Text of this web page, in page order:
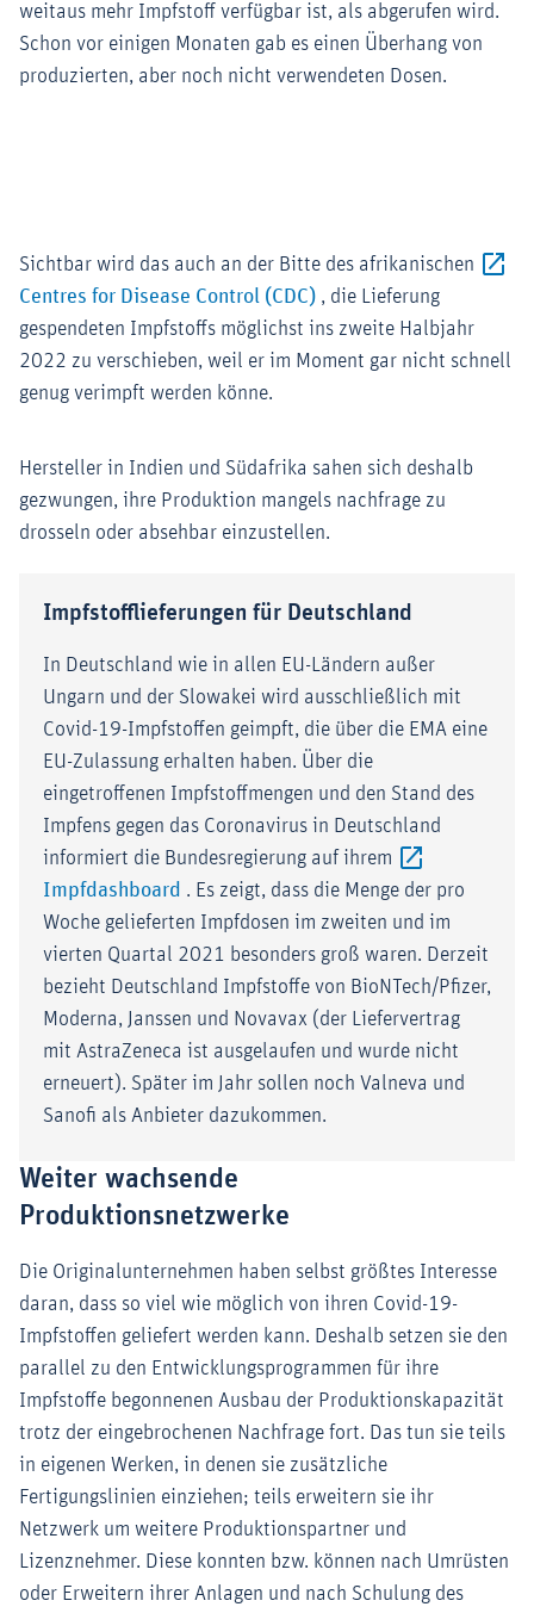
weitaus mehr Impfstoff verfügbar ist, als abgerufen wird.
Schon vor einigen Monaten gab es einen Überhang von
produzierten, aber noch nicht verwendeten Dosen.
Sichtbar wird das auch an der Bitte des afrikanischen
Centres for Disease Control (CDC) Externer-Link (Öffnet im
, die Lieferung
gespendeten Impfstoffs möglichst ins zweite Halbjahr
2022 zu verschieben, weil er im Moment gar nicht schnell
genug verimpft werden könne.
Hersteller in Indien und Südafrika sahen sich deshalb
gezwungen, ihre Produktion mangels nachfrage zu
drosseln oder absehbar einzustellen.
Impfstofflieferungen für Deutschland
In Deutschland wie in allen EU-Ländern außer
Ungarn und der Slowakei wird ausschließlich mit
Covid-19-Impfstoffen geimpft, die über die EMA eine
EU-Zulassung erhalten haben. Über die
eingetroffenen Impfstoffmengen und den Stand des
Impfens gegen das Coronavirus in Deutschland
informiert die Bundesregierung auf ihrem
Impfdashboard Externer-Link (Öffnet im neuen Fenster)
. Es zeigt, dass die Menge der pro
Woche gelieferten Impfdosen im zweiten und im
vierten Quartal 2021 besonders groß waren. Derzeit
bezieht Deutschland Impfstoffe von BioNTech/Pfizer,
Moderna, Janssen und Novavax (der Liefervertrag
mit AstraZeneca ist ausgelaufen und wurde nicht
erneuert). Später im Jahr sollen noch Valneva und
Sanofi als Anbieter dazukommen.
Weiter wachsende
Produktionsnetzwerke
Die Originalunternehmen haben selbst größtes Interesse
daran, dass so viel wie möglich von ihren Covid-19-
Impfstoffen geliefert werden kann. Deshalb setzen sie den
parallel zu den Entwicklungsprogrammen für ihre
Impfstoffe begonnenen Ausbau der Produktionskapazität
trotz der eingebrochenen Nachfrage fort. Das tun sie teils
in eigenen Werken, in denen sie zusätzliche
Fertigungslinien einziehen; teils erweitern sie ihr
Netzwerk um weitere Produktionspartner und
Lizenznehmer. Diese konnten bzw. können nach Umrüsten
oder Erweitern ihrer Anlagen und nach Schulung des